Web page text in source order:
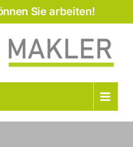
Sie arbeiten!